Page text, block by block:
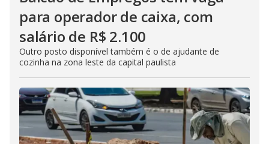
para operador de caixa, com
salário de R$ 2.100
Outro posto disponível também é o de ajudante de
cozinha na zona leste da capital paulista